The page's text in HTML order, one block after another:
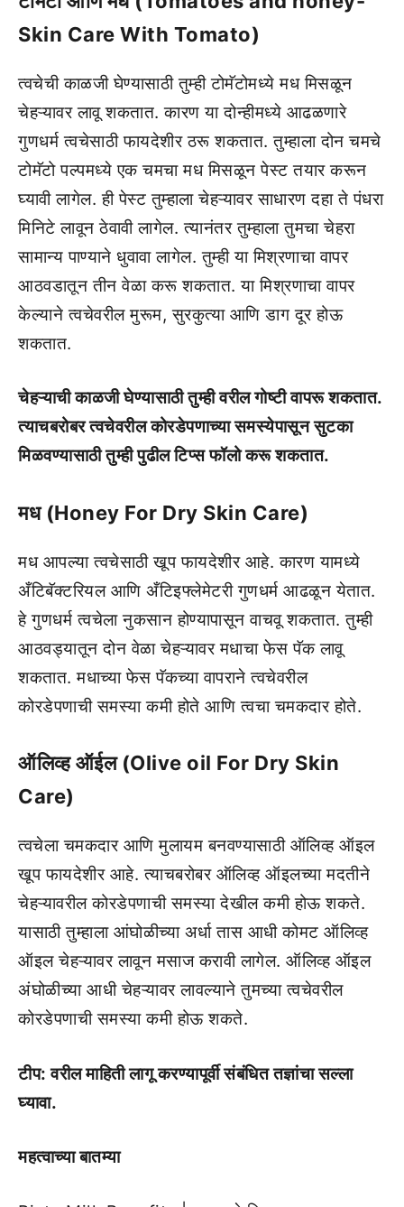
Skin Care With Tomato)
त्वचेची काळजी घेण्यासाठी तुम्ही टोमॅटोमध्ये मध मिसळून
चेहऱ्यावर लावू शकतात. कारण या दोन्हीमध्ये आढळणारे
गुणधर्म त्वचेसाठी फायदेशीर ठरू शकतात. तुम्हाला दोन चमचे
टोमॅटो पल्पमध्ये एक चमचा मध मिसळून पेस्ट तयार करून
घ्यावी लागेल. ही पेस्ट तुम्हाला चेहऱ्यावर साधारण दहा ते पंधरा
मिनिटे लावून ठेवावी लागेल. त्यानंतर तुम्हाला तुमचा चेहरा
सामान्य पाण्याने धुवावा लागेल. तुम्ही या मिश्रणाचा वापर
आठवडातून तीन वेळा करू शकतात. या मिश्रणाचा वापर
केल्याने त्वचेवरील मुरूम, सुरकुत्या आणि डाग दूर होऊ
शकतात.
चेहऱ्याची काळजी घेण्यासाठी तुम्ही वरील गोष्टी वापरू शकतात.
त्याचबरोबर त्वचेवरील कोरडेपणाच्या समस्येपासून सुटका
मिळवण्यासाठी तुम्ही पुढील टिप्स फॉलो करू शकतात.
मध (Honey For Dry Skin Care)
मध आपल्या त्वचेसाठी खूप फायदेशीर आहे. कारण यामध्ये
अँटिबॅक्टरियल आणि अँटिइफ्लेमेटरी गुणधर्म आढळून येतात.
हे गुणधर्म त्वचेला नुकसान होण्यापासून वाचवू शकतात. तुम्ही
आठवड्यातून दोन वेळा चेहऱ्यावर मधाचा फेस पॅक लावू
शकतात. मधाच्या फेस पॅकच्या वापराने त्वचेवरील
कोरडेपणाची समस्या कमी होते आणि त्वचा चमकदार होते.
ऑलिव्ह ऑईल (Olive oil For Dry Skin
Care)
त्वचेला चमकदार आणि मुलायम बनवण्यासाठी ऑलिव्ह ऑइल
खूप फायदेशीर आहे. त्याचबरोबर ऑलिव्ह ऑइलच्या मदतीने
चेहऱ्यावरील कोरडेपणाची समस्या देखील कमी होऊ शकते.
यासाठी तुम्हाला आंघोळीच्या अर्धा तास आधी कोमट ऑलिव्ह
ऑइल चेहऱ्यावर लावून मसाज करावी लागेल. ऑलिव्ह ऑइल
अंघोळीच्या आधी चेहऱ्यावर लावल्याने तुमच्या त्वचेवरील
कोरडेपणाची समस्या कमी होऊ शकते.
टीप: वरील माहिती लागू करण्यापूर्वी संबंधित तज्ञांचा सल्ला
घ्यावा.
महत्वाच्या बातम्या